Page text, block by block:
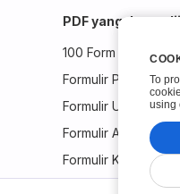
PDF yang dapat
100 Form Teratas
Formulir Pajak IRS
Formulir USCIS
Formulir Aplikasi
Formulir Keuangan
To
using
To
using